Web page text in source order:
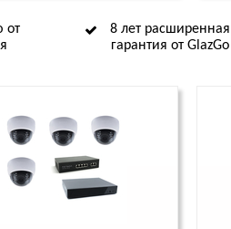
от
8 лет расширенная
гарантия от GlazGo